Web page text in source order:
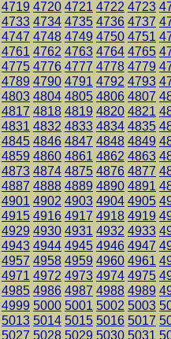
4719 4720 4721 4722 4723
4733 4734 4735 4736 4737
4747 4748 4749 4750 4751
4761 4762 4763 4764 4765
4775 4776 4777 4778 4779
4789 4790 4791 4792 4793
4803 4804 4805 4806 4807
4817 4818 4819 4820 4821
4831 4832 4833 4834 4835
4845 4846 4847 4848 4849
4859 4860 4861 4862 4863
4873 4874 4875 4876 4877
4887 4888 4889 4890 4891
4901 4902 4903 4904 4905
4915 4916 4917 4918 4919
4929 4930 4931 4932 4933
4943 4944 4945 4946 4947
4957 4958 4959 4960 4961
4971 4972 4973 4974 4975
4985 4986 4987 4988 4989
4999 5000 5001 5002 5003
5013 5014 5015 5016 5017
5027 5028 5029 5030 5031